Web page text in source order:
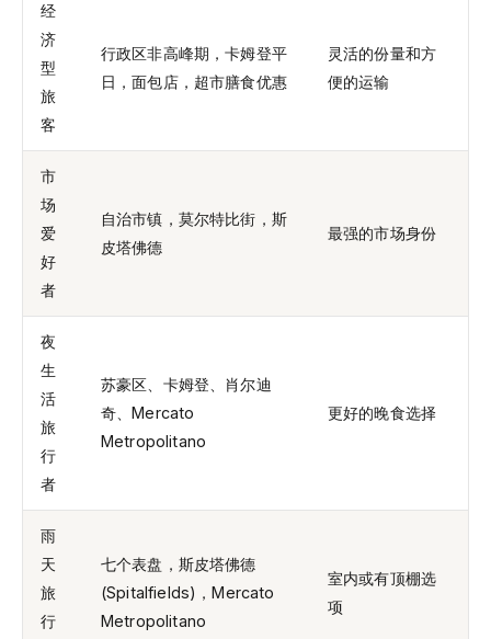
经
济
型
旅
客
行政区非高峰期，卡姆登平
日，面包店，超市膳食优惠
灵活的份量和方
便的运输
市
场
爱
好
者
自治市镇，莫尔特比街，斯
皮塔佛德
最强的市场身份
夜
生
活
旅
行
者
苏豪区、卡姆登、肖尔迪
奇、Mercato
Metropolitano
更好的晚食选择
雨
天
旅
行
七个表盘，斯皮塔佛德
(Spitalfields)，Mercato
Metropolitano
室内或有顶棚选
项